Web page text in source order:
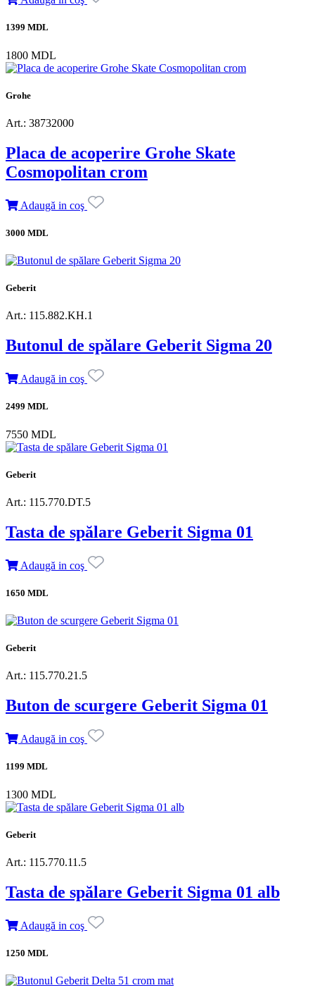
1399 MDL
1800 MDL
Grohe
Art.: 38732000
Placa de acoperire Grohe Skate
Cosmopolitan crom
Adaugă in coş
3000 MDL
Geberit
Art.: 115.882.KH.1
Butonul de spălare Geberit Sigma 20
Adaugă in coş
2499 MDL
7550 MDL
Geberit
Art.: 115.770.DT.5
Tasta de spălare Geberit Sigma 01
Adaugă in coş
1650 MDL
Geberit
Art.: 115.770.21.5
Buton de scurgere Geberit Sigma 01
Adaugă in coş
1199 MDL
1300 MDL
Geberit
Art.: 115.770.11.5
Tasta de spălare Geberit Sigma 01 alb
Adaugă in coş
1250 MDL